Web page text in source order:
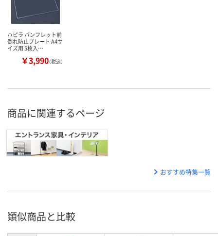
ハピラ パンフレット前
倒れ防止プレート A4サ
イズ用 5枚入…
￥3,990（税込）
商品に関連するページ
おすすめ特集一覧
類似商品と比較